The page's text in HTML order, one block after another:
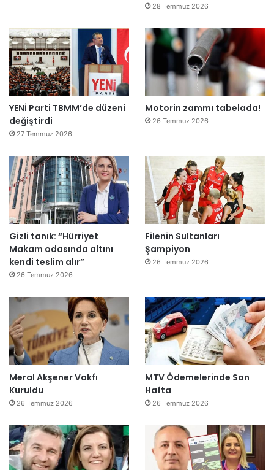
28 Temmuz 2026
YENİ Parti TBMM’de düzeni
değiştirdi
27 Temmuz 2026
Motorin zammı tabelada!
26 Temmuz 2026
Gizli tanık: “Hürriyet
Makam odasında altını
kendi teslim alır”
26 Temmuz 2026
Filenin Sultanları
Şampiyon
26 Temmuz 2026
Meral Akşener Vakfı
Kuruldu
26 Temmuz 2026
MTV Ödemelerinde Son
Hafta
26 Temmuz 2026